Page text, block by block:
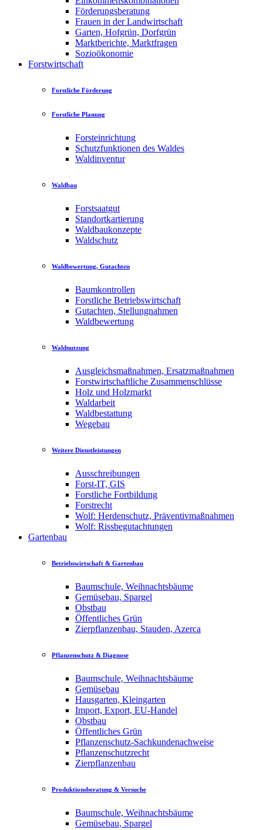
Förderungsberatung
Frauen in der Landwirtschaft
Garten, Hofgrün, Dorfgrün
Marktberichte, Marktfragen
Sozioökonomie
Forstwirtschaft
Forstliche Förderung
Forstliche Planung
Forsteinrichtung
Schutzfunktionen des Waldes
Waldinventur
Waldbau
Forstsaatgut
Standortkartierung
Waldbaukonzepte
Waldschutz
Waldbewertung, Gutachten
Baumkontrollen
Forstliche Betriebswirtschaft
Gutachten, Stellungnahmen
Waldbewertung
Waldnutzung
Ausgleichsmaßnahmen, Ersatzmaßnahmen
Forstwirtschaftliche Zusammenschlüsse
Holz und Holzmarkt
Waldarbeit
Waldbestattung
Wegebau
Weitere Dienstleistungen
Ausschreibungen
Forst-IT, GIS
Forstliche Fortbildung
Forstrecht
Wolf: Herdenschutz, Präventivmaßnahmen
Wolf: Rissbegutachtungen
Gartenbau
Betriebswirtschaft & Gartenbau
Baumschule, Weihnachtsbäume
Gemüsebau, Spargel
Obstbau
Öffentliches Grün
Zierpflanzenbau, Stauden, Azerca
Pflanzenschutz & Diagnose
Baumschule, Weihnachtsbäume
Gemüsebau
Hausgarten, Kleingarten
Import, Export, EU-Handel
Obstbau
Öffentliches Grün
Pflanzenschutz-Sachkundenachweise
Pflanzenschutzrecht
Zierpflanzenbau
Produktionsberatung & Versuche
Baumschule, Weihnachtsbäume
Gemüsebau, Spargel